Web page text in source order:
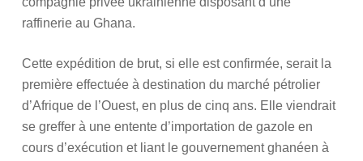
raffinerie au Ghana.
Cette expédition de brut, si elle est confirmée, serait la
première effectuée à destination du marché pétrolier
d’Afrique de l’Ouest, en plus de cinq ans. Elle viendrait
se greffer à une entente d’importation de gazole en
cours d’exécution et liant le gouvernement ghanéen à